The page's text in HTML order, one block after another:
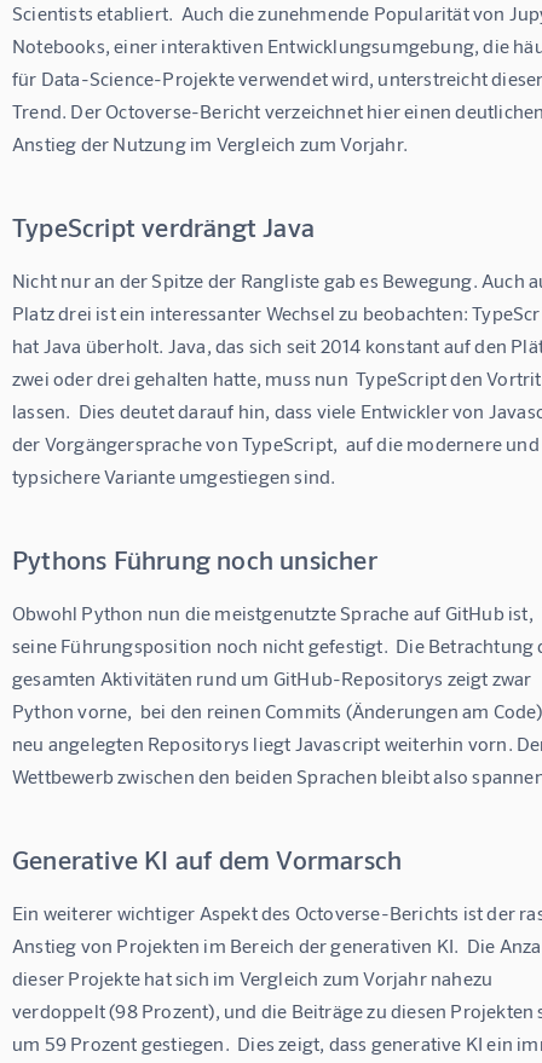
Scientists etabliert.  Auch die zunehmende Popularität von
Notebooks, einer interaktiven Entwicklungsumgebung, die
für Data-Science-Projekte verwendet wird, unterstreicht
Trend. Der Octoverse-Bericht verzeichnet hier einen
Anstieg der Nutzung im Vergleich zum Vorjahr.
TypeScript verdrängt Java
Nicht nur an der Spitze der Rangliste gab es Bewegung. Auch
Platz drei ist ein interessanter Wechsel zu beobachten:
hat Java überholt. Java, das sich seit 2014 konstant auf den
zwei oder drei gehalten hatte, muss nun  TypeScript den
lassen.  Dies deutet darauf hin, dass viele Entwickler von
der Vorgängersprache von TypeScript,  auf die modernere
typsichere Variante umgestiegen sind.
Pythons Führung noch unsicher
Obwohl Python nun die meistgenutzte Sprache auf GitHub ist,
seine Führungsposition noch nicht gefestigt.  Die Betrachtung
gesamten Aktivitäten rund um GitHub-Repositorys zeigt zwar
Python vorne,  bei den reinen Commits (Änderungen am
neu angelegten Repositorys liegt Javascript weiterhin vorn.
Wettbewerb zwischen den beiden Sprachen bleibt also
Generative KI auf dem Vormarsch
Ein weiterer wichtiger Aspekt des Octoverse-Berichts ist der
Anstieg von Projekten im Bereich der generativen KI.  Die
dieser Projekte hat sich im Vergleich zum Vorjahr nahezu
verdoppelt (98 Prozent), und die Beiträge zu diesen Projekten
um 59 Prozent gestiegen.  Dies zeigt, dass generative KI ein